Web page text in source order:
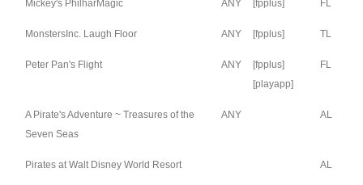
Mickey's PhilharMagic ANY [fpplus] FL
MonstersInc. Laugh Floor ANY [fpplus] TL
Peter Pan's Flight ANY
[fpplus]
[playapp]
FL
A Pirate's Adventure ~ Treasures of the
Seven Seas
ANY AL
Pirates at Walt Disney World Resort AL